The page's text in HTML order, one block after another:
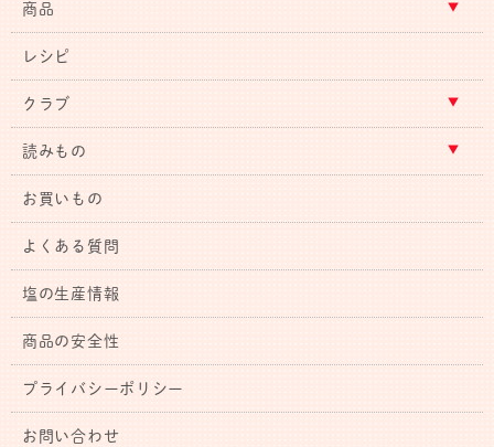
商品
レシピ
クラブ
読みもの
お買いもの
よくある質問
塩の生産情報
商品の安全性
プライバシーポリシー
お問い合わせ